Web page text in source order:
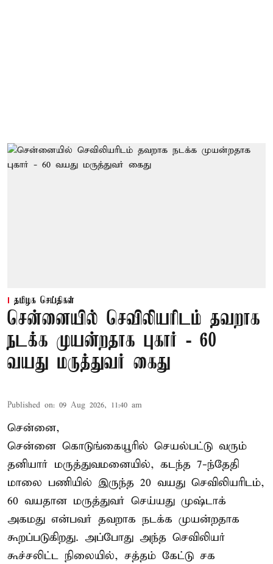
தமிழக செய்திகள்
சென்னையில் செவிலியரிடம் தவறாக
நடக்க முயன்றதாக புகார் - 60
வயது மருத்துவர் கைது
Published on: 09 Aug 2026, 11:40 am
சென்னை,
சென்னை கொடுங்கையூரில் செயல்பட்டு வரும்
தனியார் மருத்துவமனையில், கடந்த 7-ந்தேதி
மாலை பணியில் இருந்த 20 வயது செவிலியரிடம்,
60 வயதான மருத்துவர் செய்யது முஷ்டாக்
அகமது என்பவர் தவறாக நடக்க முயன்றதாக
கூறப்படுகிறது. அப்போது அந்த செவிலியர்
கூச்சலிட்ட நிலையில், சத்தம் கேட்டு சக